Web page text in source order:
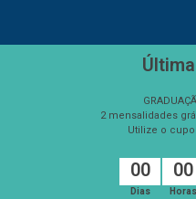
2 mensalidades
Utilize o
00
Dias
00
Horas